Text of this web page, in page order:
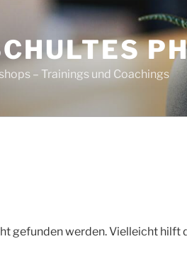
– Trainings und Coachings
gefunden werden. Vielleicht hilft